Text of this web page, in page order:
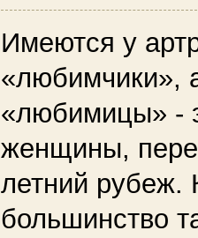
Имеются у
«любимчики»,
«любимицы» -
женщины,
летний рубеж.
большинство